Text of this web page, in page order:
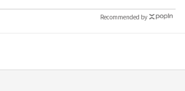
Recommended by